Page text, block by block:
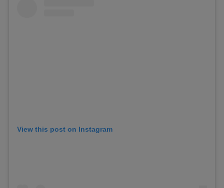
View this post on Instagram